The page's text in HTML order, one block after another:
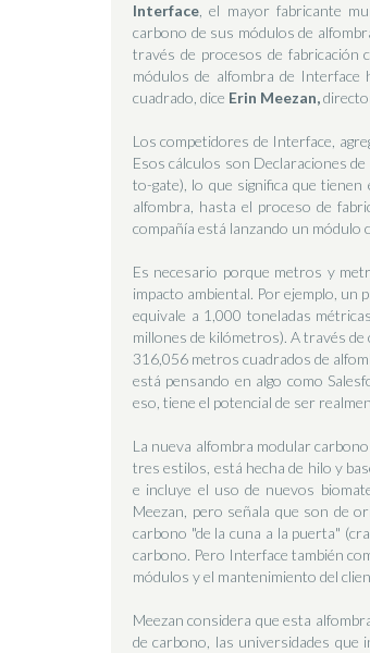
Interface , el mayor fabricante
carbono de sus módulos de
través de procesos de fabricación
módulos de alfombra de
cuadrado, dice Erin Meezan,
Los competidores de Interface,
Esos cálculos son Declaraciones
to-gate), lo que significa que
alfombra, hasta el proceso de
compañía está lanzando un módulo
Es necesario porque metros y
impacto ambiental. Por ejemplo,
equivale a 1,000 toneladas
millones de kilómetros). A través
316,056 metros cuadrados de
está pensando en algo como
eso, tiene el potencial de ser
La nueva alfombra modular
tres estilos, está hecha de hilo y
e incluye el uso de nuevos
Meezan, pero señala que son de
carbono "de la cuna a la puerta"
carbono. Pero Interface también
módulos y el mantenimiento del
Meezan considera que esta
de carbono, las universidades que